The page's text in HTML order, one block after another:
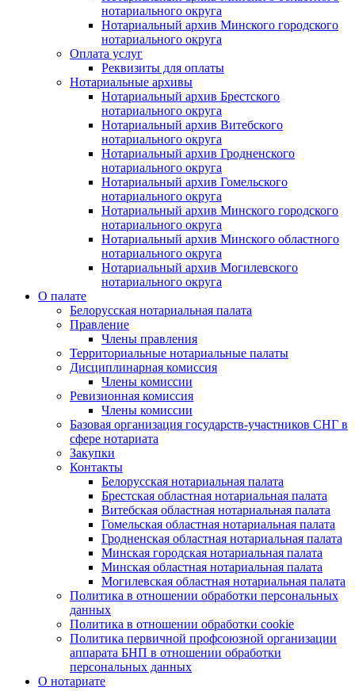
нотариального округа
Нотариальный архив Минского городского
нотариального округа
Оплата услуг
Реквизиты для оплаты
Нотариальные архивы
Нотариальный архив Брестского
нотариального округа
Нотариальный архив Витебского
нотариального округа
Нотариальный архив Гродненского
нотариального округа
Нотариальный архив Гомельского
нотариального округа
Нотариальный архив Минского городского
нотариального округа
Нотариальный архив Минского областного
нотариального округа
Нотариальный архив Могилевского
нотариального округа
О палате
Белорусская нотариальная палата
Правление
Члены правления
Территориальные нотариальные палаты
Дисциплинарная комиссия
Члены комиссии
Ревизионная комиссия
Члены комиссии
Базовая организация государств-участников СНГ в
сфере нотариата
Закупки
Контакты
Белорусская нотариальная палата
Брестская областная нотариальная палата
Витебская областная нотариальная палата
Гомельская областная нотариальная палата
Гродненская областная нотариальная палата
Минская городская нотариальная палата
Минская областная нотариальная палата
Могилевская областная нотариальная палата
Политика в отношении обработки персональных
данных
Политика в отношении обработки cookie
Политика первичной профсоюзной организации
аппарата БНП в отношении обработки
персональных данных
О нотариате